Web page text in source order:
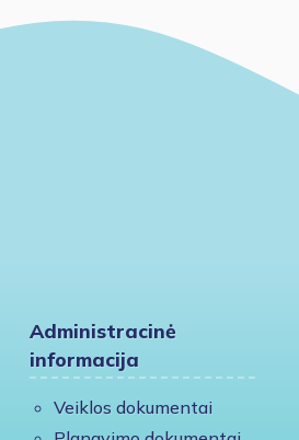
Administracinė
informacija
Veiklos dokumentai